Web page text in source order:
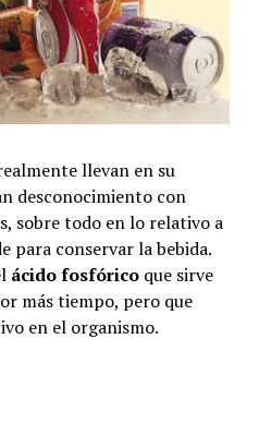
llevan en su
desconocimiento con
sobre todo en lo relativo a
para conservar la bebida.
ácido fosfóricoque sirve
más tiempo, pero que
en el organismo.